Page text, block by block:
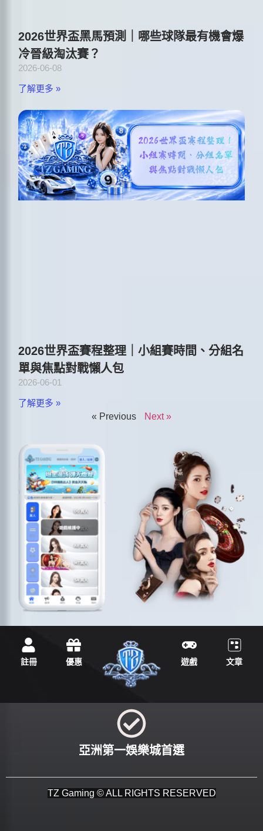
2026世界盃黑馬預測｜哪些球隊最有機會爆
冷晉級淘汰賽？
2026-06-08
了解更多 »
2026世界盃賽程整理｜小組賽時間、分組名
單與焦點對戰懶人包
2026-06-01
了解更多 »
« Previous
Next »
註冊 優惠 遊戲 文章
亞洲第一娛樂城首選
TZ Gaming © ALL RIGHTS RESERVED